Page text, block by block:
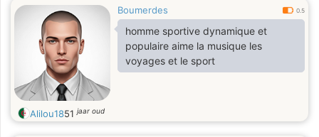
Boumerdes 0.5
homme sportive dynamique et
populaire aime la musique les
voyages et le sport
Alilou1851jaar oud